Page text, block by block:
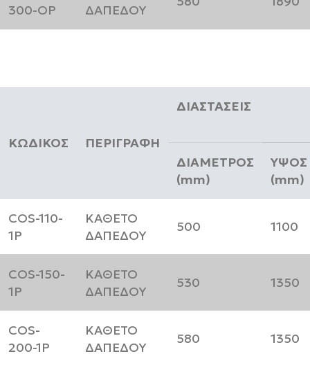
300-OP
ΔΑΠΕΔΟΥ
ΚΩΔΙΚΟΣ ΠΕΡΙΓΡΑΦΗ
ΔΙΑΣΤΑΣΕΙΣ
ΔΙΑΜΕΤΡΟΣ
(mm)
ΥΨΟΣ
(mm)
COS-110-
1P
ΚΑΘΕΤΟ
ΔΑΠΕΔΟΥ
500 1100
COS-150-
1P
ΚΑΘΕΤΟ
ΔΑΠΕΔΟΥ
530 1350
COS-
200-1P
ΚΑΘΕΤΟ
ΔΑΠΕΔΟΥ
580 1350